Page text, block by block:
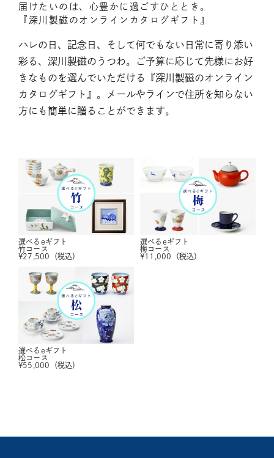
届けたいのは、心豊かに過ごすひととき。
『深川製磁のオンラインカタログギフト』
ハレの日、記念日、そして何でもない日常に寄り添い
彩る、深川製磁のうつわ。ご予算に応じて先様にお好
きなものを選んでいただける『深川製磁のオンライン
カタログギフト』。メールやラインで住所を知らない
方にも簡単に贈ることができます。
選べるeギフト
竹コース
¥27,500 （税込）
選べるeギフト
梅コース
¥11,000 （税込）
選べるeギフト
松コース
¥55,000 （税込）